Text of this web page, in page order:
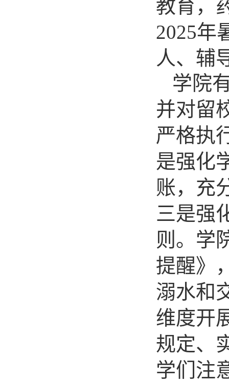
教育 ，
2025年
人、辅
学院
并对留
严格执
是强化
账，充
三是强
则 。 学
提醒》
溺水和
维度开
规定、
学们 注